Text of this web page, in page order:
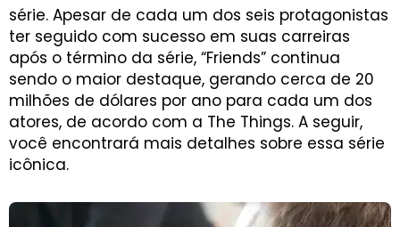
série. Apesar de cada um dos seis protagonistas
ter seguido com sucesso em suas carreiras
após o término da série, “Friends” continua
sendo o maior destaque, gerando cerca de 20
milhões de dólares por ano para cada um dos
atores, de acordo com a The Things. A seguir,
você encontrará mais detalhes sobre essa série
icônica.